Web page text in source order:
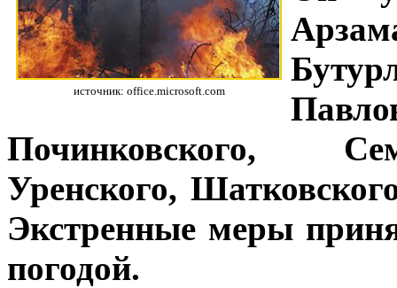
источник: office.microsoft.com
Починковского,
Уренского,
Экстренные меры
погодой.